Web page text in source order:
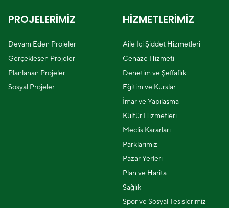
PROJELERİMİZ
Devam Eden Projeler
Gerçekleşen Projeler
Planlanan Projeler
Sosyal Projeler
HİZMETLERİMİZ
Aile İçi Şiddet Hizmetleri
Cenaze Hizmeti
Denetim ve Şeffaflık
Eğitim ve Kurslar
İmar ve Yapılaşma
Kültür Hizmetleri
Meclis Kararları
Parklarımız
Pazar Yerleri
Plan ve Harita
Sağlık
Spor ve Sosyal Tesislerimiz